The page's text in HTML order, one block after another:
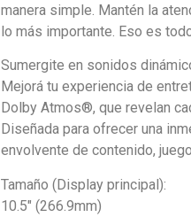
manera simple. Mantén la
lo más importante. Eso es
Sumergite en sonidos
Mejorá tu experiencia de
Dolby Atmos®, que revelan
Diseñada para ofrecer una
envolvente de contenido,
Tamaño (Display principal):
10.5″ (266.9mm)